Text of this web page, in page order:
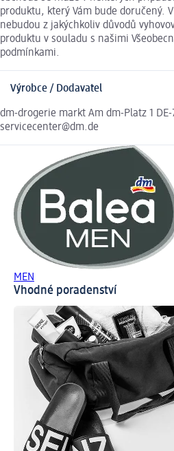
produktu, který Vám bude doručený.
nebudou z jakýchkoliv důvodů
produktu v souladu s našimi
podmínkami.
Výrobce / Dodavatel
dm-drogerie markt Am dm-Platz 1
servicecenter@dm.de
MEN
Vhodné poradenství